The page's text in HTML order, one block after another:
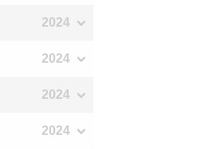
2024
2024
2024
2024